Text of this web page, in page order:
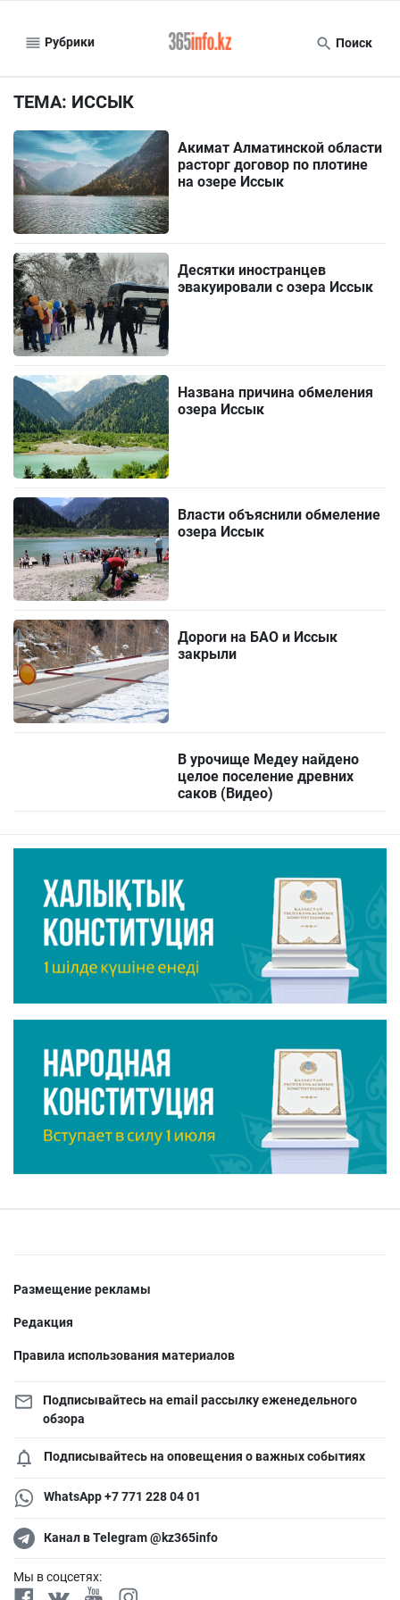
Рубрики Поиск
ТЕМА: ИССЫК
Акимат Алматинской области
расторг договор по плотине
на озере Иссык
Десятки иностранцев
эвакуировали с озера Иссык
Названа причина обмеления
озера Иссык
Власти объяснили обмеление
озера Иссык
Дороги на БАО и Иссык
закрыли
В урочище Медеу найдено
целое поселение древних
саков (Видео)
Размещение рекламы
Редакция
Правила использования материалов
Подписывайтесь на email рассылку еженедельного
обзора
Подписывайтесь на оповещения о важных событиях
WhatsApp +7 771 228 04 01
Канал в Telegram @kz365info
Мы в соцсетях: